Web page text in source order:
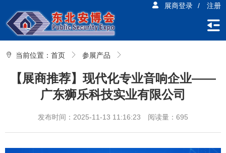
展商登录 / 注册
当前位置： 首页 参展产品
【展商推荐】现代化专业音响企业——
广东狮乐科技实业有限公司
发布时间：2025-11-13 11:16:23 阅读量：695